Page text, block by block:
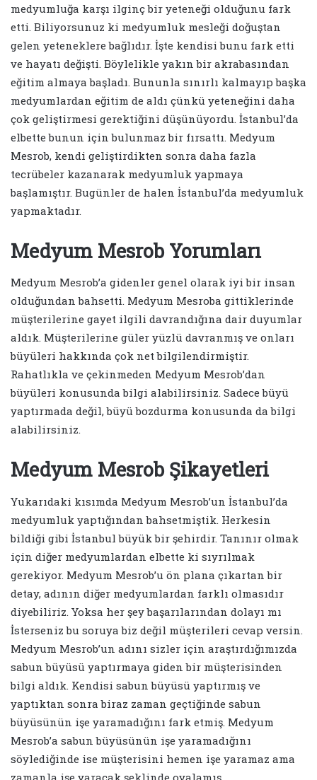
medyumluğa karşı ilginç bir yeteneği olduğunu fark
etti. Biliyorsunuz ki medyumluk mesleği doğuştan
gelen yeteneklere bağlıdır. İşte kendisi bunu fark etti
ve hayatı değişti. Böylelikle yakın bir akrabasından
eğitim almaya başladı. Bununla sınırlı kalmayıp başka
medyumlardan eğitim de aldı çünkü yeteneğini daha
çok geliştirmesi gerektiğini düşünüyordu. İstanbul’da
elbette bunun için bulunmaz bir fırsattı. Medyum
Mesrob, kendi geliştirdikten sonra daha fazla
tecrübeler kazanarak medyumluk yapmaya
başlamıştır. Bugünler de halen İstanbul’da medyumluk
yapmaktadır.
Medyum Mesrob Yorumları
Medyum Mesrob’a gidenler genel olarak iyi bir insan
olduğundan bahsetti. Medyum Mesroba gittiklerinde
müşterilerine gayet ilgili davrandığına dair duyumlar
aldık. Müşterilerine güler yüzlü davranmış ve onları
büyüleri hakkında çok net bilgilendirmiştir.
Rahatlıkla ve çekinmeden Medyum Mesrob’dan
büyüleri konusunda bilgi alabilirsiniz. Sadece büyü
yaptırmada değil, büyü bozdurma konusunda da bilgi
alabilirsiniz.
Medyum Mesrob Şikayetleri
Yukarıdaki kısımda Medyum Mesrob’un İstanbul’da
medyumluk yaptığından bahsetmiştik. Herkesin
bildiği gibi İstanbul büyük bir şehirdir. Tanınır olmak
için diğer medyumlardan elbette ki sıyrılmak
gerekiyor. Medyum Mesrob’u ön plana çıkartan bir
detay, adının diğer medyumlardan farklı olmasıdır
diyebiliriz. Yoksa her şey başarılarından dolayı mı
İsterseniz bu soruya biz değil müşterileri cevap versin.
Medyum Mesrob’un adını sizler için araştırdığımızda
sabun büyüsü yaptırmaya giden bir müşterisinden
bilgi aldık. Kendisi sabun büyüsü yaptırmış ve
yaptıktan sonra biraz zaman geçtiğinde sabun
büyüsünün işe yaramadığını fark etmiş. Medyum
Mesrob’a sabun büyüsünün işe yaramadığını
söylediğinde ise müşterisini hemen işe yaramaz ama
zamanla işe yaracak şeklinde oyalamış.